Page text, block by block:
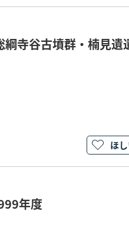
寺谷古墳群・楠見遺
ほ
年度